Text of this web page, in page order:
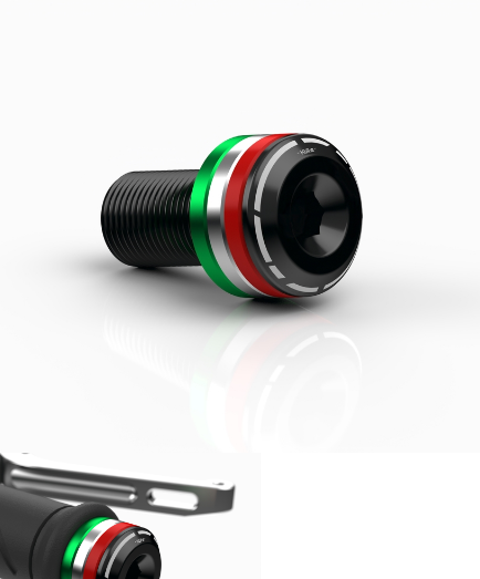
- Lenkerendgewicht (ein Stück) •